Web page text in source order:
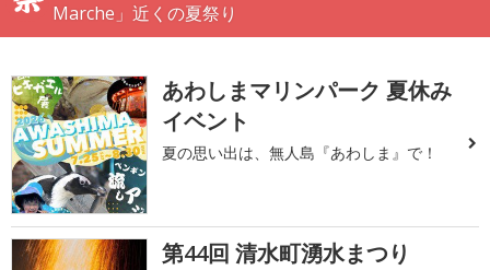
Marche」近くの夏祭り
あわしまマリンパーク 夏休み
イベント
夏の思い出は、無人島『あわしま』で！
第44回 清水町湧水まつり